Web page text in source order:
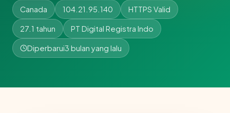
Canada 104.21.95.140 HTTPS Valid
27.1 tahun PT Digital Registra Indo
Diperbarui3 bulan yang lalu